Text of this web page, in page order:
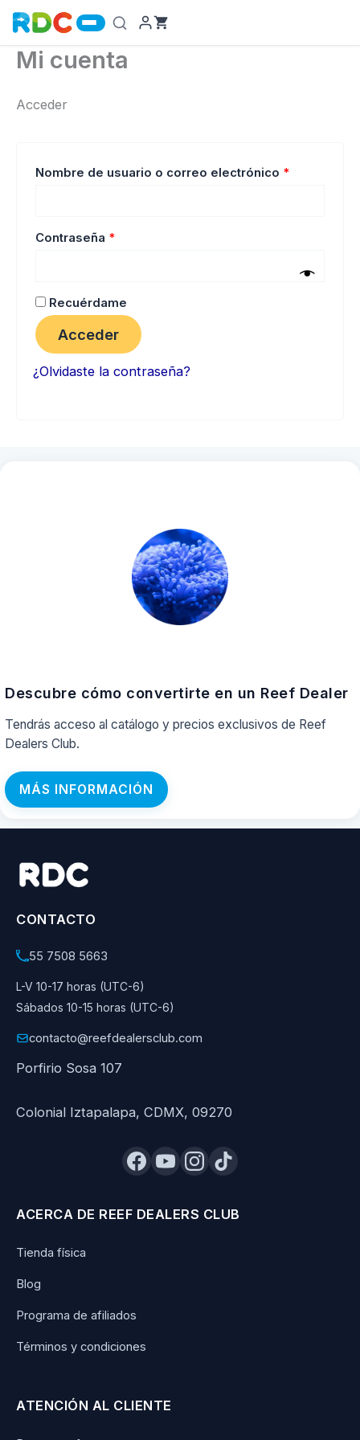
contenido
Mi cuenta
Acceder
Nombre de usuario o correo electrónico *
Contraseña *
Recuérdame
Acceder
¿Olvidaste la contraseña?
Descubre cómo convertirte en un Reef Dealer
Tendrás acceso al catálogo y precios exclusivos de Reef
Dealers Club.
MÁS INFORMACIÓN
CONTACTO
55 7508 5663
L-V 10-17 horas (UTC-6)
Sábados 10-15 horas (UTC-6)
contacto@reefdealersclub.com
Porfirio Sosa 107
Colonial Iztapalapa, CDMX, 09270
ACERCA DE REEF DEALERS CLUB
Tienda física
Blog
Programa de afiliados
Términos y condiciones
ATENCIÓN AL CLIENTE